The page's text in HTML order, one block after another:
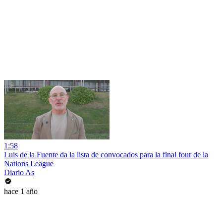
1:58
Luis de la Fuente da la lista de convocados para la final four de la
Nations League
Diario As
hace 1 año